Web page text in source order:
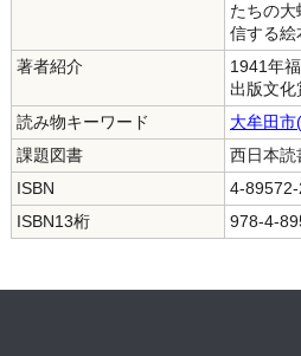
たちの
信する絵
著者紹介
1941年
出版文化
読み物キーワード
大牟田
課題図書
西日本
ISBN
4-
ISBN13桁
978-4-